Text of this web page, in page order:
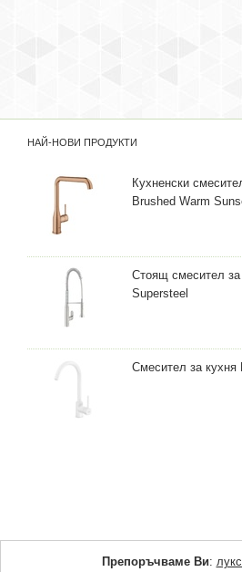
НАЙ-НОВИ ПРОДУКТИ
Кухненски
Brushed Warm
Стоящ смесител за
Supersteel
Смесител за кухня
Препоръчваме Ви: